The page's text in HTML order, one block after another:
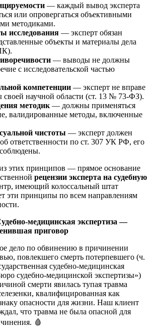
— каждый вывод эксперта
или опровергаться объективными
методиками.
исследования — эксперт обязан
объекты и материалы дела
— выводы не должны
с исследовательской частью
компетенции — эксперт не вправе
своей научной области (ст. 13 № 73-ФЗ).
методик — должны применяться
валидированные методы, включенные
чистоты — эксперт должен
ответственности по ст. 307 УК РФ, его
этих принципов — прямое основание
рецензии эксперта на судебную
имеющий колоссальный штат
эти принципы по всем направлениям
медицинская экспертиза —
приговор
дело по обвинению в причинении
повлекшего смерть потерпевшего (ч.
судебно-медицинская
судебно-медицинской экспертизы»)
смерти явилась тупая травма
квалифицированная как
опасности для жизни. Наш клиент
что травма не была опасной для
🩸